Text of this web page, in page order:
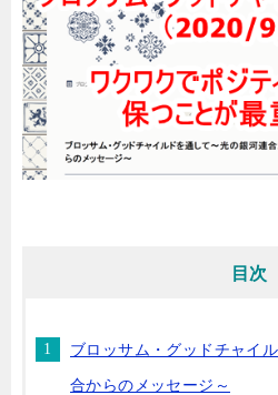
目次
ブロッサム・グッドチャイ
合からのメッセージ～